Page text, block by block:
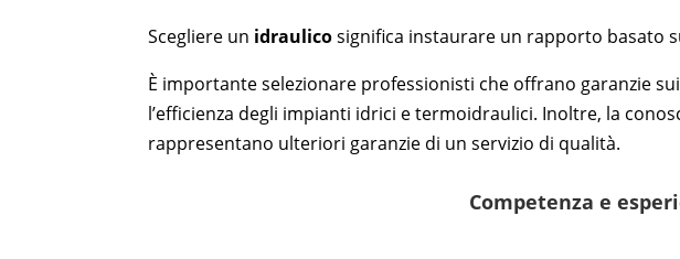
Scegliere un idraulico significa instaurare un rapporto basato
È importante selezionare professionisti che offrano garanzie
l’efficienza degli impianti idrici e termoidraulici. Inoltre, la
rappresentano ulteriori garanzie di un servizio di qualità.
Competenza e